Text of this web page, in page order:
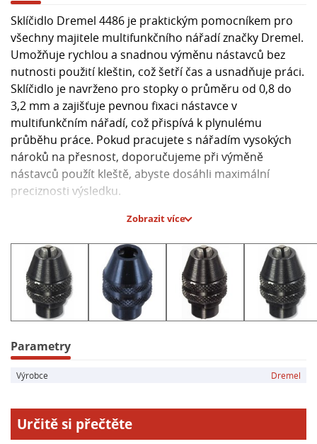
Sklíčidlo Dremel 4486 je praktickým pomocníkem pro
všechny majitele multifunkčního nářadí značky Dremel.
Umožňuje rychlou a snadnou výměnu nástavců bez
nutnosti použití kleštin, což šetří čas a usnadňuje práci.
Sklíčidlo je navrženo pro stopky o průměru od 0,8 do
3,2 mm a zajišťuje pevnou fixaci nástavce v
multifunkčním nářadí, což přispívá k plynulému
průběhu práce. Pokud pracujete s nářadím vysokých
nároků na přesnost, doporučujeme při výměně
nástavců použít kleště, abyste dosáhli maximální
preciznosti výsledku.
- Model: Dremel 4486
- Umožňuje rychlou a snadnou výměnu nástavců
- Bez použití kleštin
- Průměr stopky: 0,8 - 3,2 mm
- Zajišťuje spolehlivou fixaci nástavců
Zobrazit více
Parametry
Výrobce Dremel
Určitě si přečtěte